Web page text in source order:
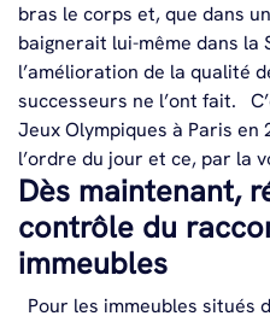
bras le corps et, que dans
baignerait lui-même dans la
l’amélioration de la qualité
successeurs ne l’ont fait.
Jeux Olympiques à Paris
l’ordre du jour et ce, par la
Dès maintenant,
contrôle du
immeubles
Pour les immeubles situés